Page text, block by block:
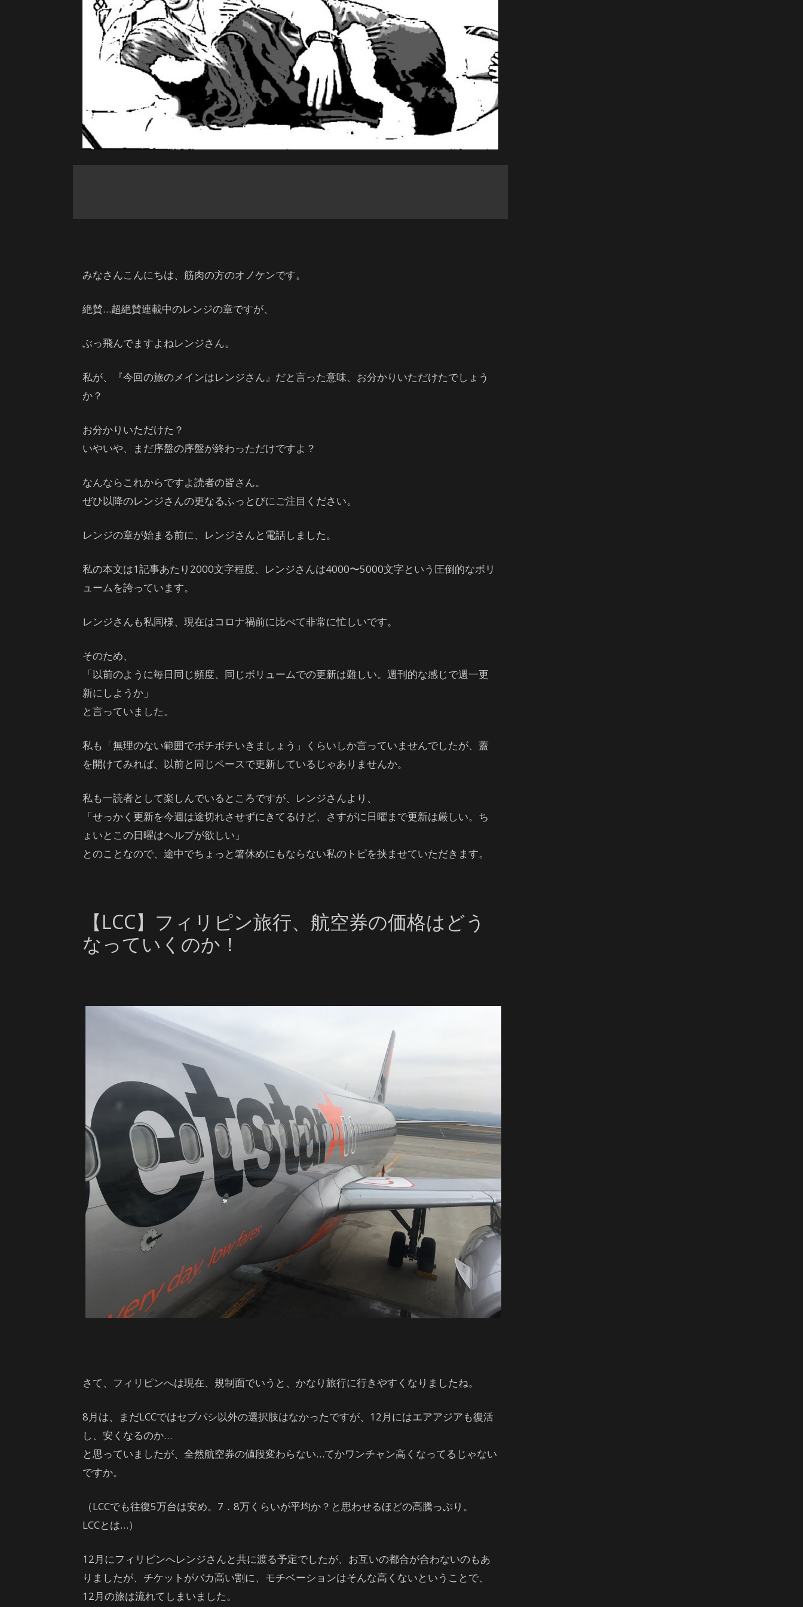
みなさんこんにちは、筋肉の方のオノケンです。
絶賛…超絶賛連載中のレンジの章ですが、
ぶっ飛んでますよねレンジさん。
私が、『今回の旅のメインはレンジさん』だと言った意味、お分かりいただけたでしょう
か？
お分かりいただけた？
いやいや、まだ序盤の序盤が終わっただけですよ？
なんならこれからですよ読者の皆さん。
ぜひ以降のレンジさんの更なるふっとびにご注目ください。
レンジの章が始まる前に、レンジさんと電話しました。
私の本文は1記事あたり2000文字程度、レンジさんは4000〜5000文字という圧倒的なボリ
ュームを誇っています。
レンジさんも私同様、現在はコロナ禍前に比べて非常に忙しいです。
そのため、
「以前のように毎日同じ頻度、同じボリュームでの更新は難しい。週刊的な感じで週一更
新にしようか」
と言っていました。
私も「無理のない範囲でボチボチいきましょう」くらいしか言っていませんでしたが、蓋
を開けてみれば、以前と同じペースで更新しているじゃありませんか。
私も一読者として楽しんでいるところですが、レンジさんより、
「せっかく更新を今週は途切れさせずにきてるけど、さすがに日曜まで更新は厳しい。ち
ょいとこの日曜はヘルプが欲しい」
とのことなので、途中でちょっと箸休めにもならない私のトピを挟ませていただきます。
【LCC】フィリピン旅行、航空券の価格はどう
なっていくのか！
さて、フィリピンへは現在、規制面でいうと、かなり旅行に行きやすくなりましたね。
8月は、まだLCCではセブパシ以外の選択肢はなかったですが、12月にはエアアジアも復活
し、安くなるのか…
と思っていましたが、全然航空券の値段変わらない…てかワンチャン高くなってるじゃない
ですか。
（LCCでも往復5万台は安め。7．8万くらいが平均か？と思わせるほどの高騰っぷり。
LCCとは…）
12月にフィリピンへレンジさんと共に渡る予定でしたが、お互いの都合が合わないのもあ
りましたが、チケットがバカ高い割に、モチベーションはそんな高くないということで、
12月の旅は流れてしまいました。